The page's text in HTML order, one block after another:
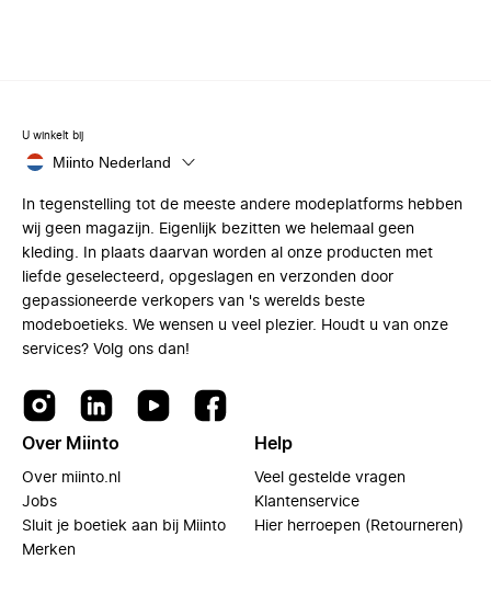
U winkelt bij
Miinto Nederland
In tegenstelling tot de meeste andere modeplatforms hebben
wij geen magazijn. Eigenlijk bezitten we helemaal geen
kleding. In plaats daarvan worden al onze producten met
liefde geselecteerd, opgeslagen en verzonden door
gepassioneerde verkopers van 's werelds beste
modeboetieks. We wensen u veel plezier. Houdt u van onze
services? Volg ons dan!
Over Miinto
Over miinto.nl
Jobs
Sluit je boetiek aan bij Miinto
Merken
Help
Veel gestelde vragen
Klantenservice
Hier herroepen (Retourneren)